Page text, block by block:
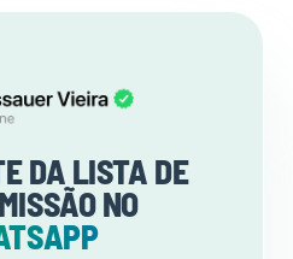
DA LISTA DE
NO